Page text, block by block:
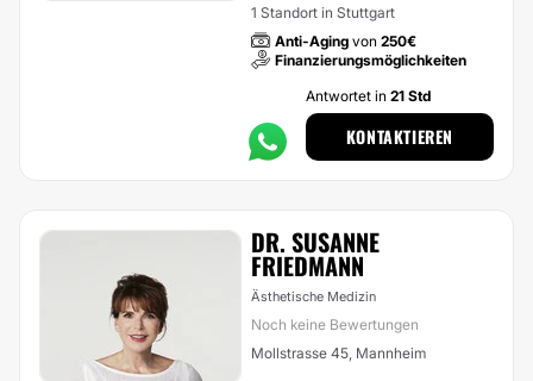
1 Standort in Stuttgart
Anti-Aging von 250€
Finanzierungsmöglichkeiten
Antwortet in 21 Std
KONTAKTIEREN
DR. SUSANNE
FRIEDMANN
Ästhetische Medizin
Noch keine Bewertungen
Mollstrasse 45, Mannheim